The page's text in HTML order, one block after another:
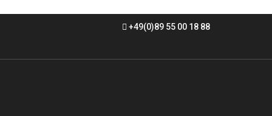
+49(0)89 55 00 18 88